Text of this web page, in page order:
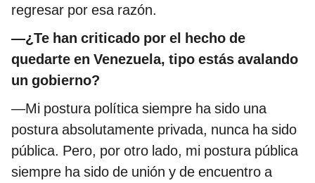
regresar por esa razón.
—¿Te han criticado por el hecho de
quedarte en Venezuela, tipo estás avalando
un gobierno?
—Mi postura política siempre ha sido una
postura absolutamente privada, nunca ha sido
pública. Pero, por otro lado, mi postura pública
siempre ha sido de unión y de encuentro a